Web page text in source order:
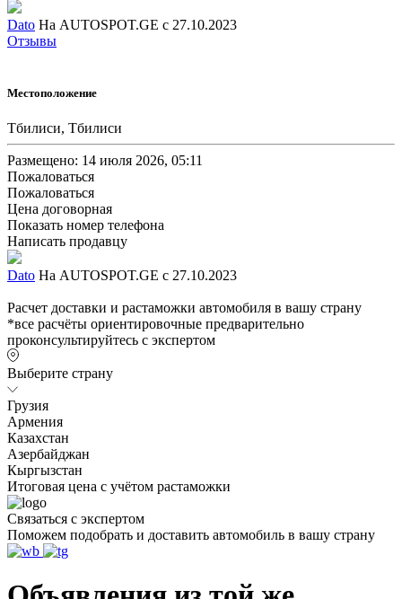
Dato На AUTOSPOT.GE с 27.10.2023
Отзывы
Местоположение
Тбилиси, Тбилиси
Размещено: 14 июля 2026, 05:11
Пожаловаться
Пожаловаться
Цена договорная
Показать номер телефона
Написать продавцу
Dato На AUTOSPOT.GE с 27.10.2023
Расчет доставки и растаможки автомобиля в вашу страну
*все расчёты ориентировочные предварительно
проконсультируйтесь с экспертом
Выберите страну
Грузия
Армения
Казахстан
Азербайджан
Кыргызстан
Итоговая цена с учётом растаможки
Связаться с экспертом
Поможем подобрать и доставить автомобиль в вашу страну